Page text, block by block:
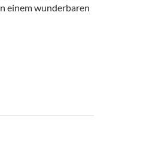
einem wunderbaren